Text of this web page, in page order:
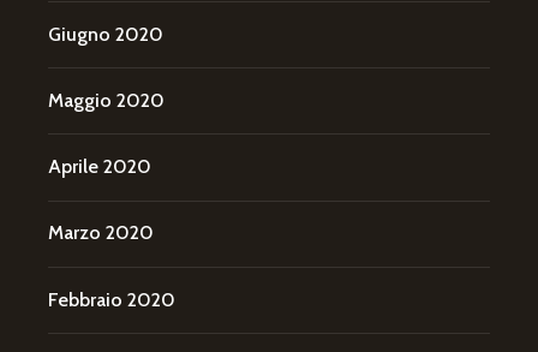
Giugno 2020
Maggio 2020
Aprile 2020
Marzo 2020
Febbraio 2020